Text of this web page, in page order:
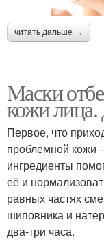
читать дальше →
Маски
кожи
Первое, что
проблемной кожи
ингредиенты
её и
равных частях
шиповника и
два-три часа.